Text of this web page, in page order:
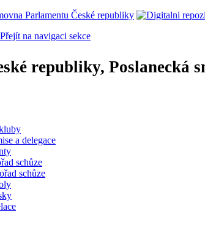
Přejít na navigaci sekce
republiky, Poslanecká
a delegace
schůze
schůze